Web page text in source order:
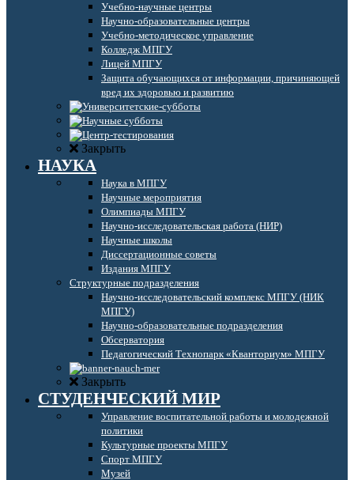
Учебно-научные центры
Научно-образовательные центры
Учебно-методическое управление
Колледж МПГУ
Лицей МПГУ
Защита обучающихся от информации, причиняющей
вред их здоровью и развитию
Закрыть
НАУКА
Наука в МПГУ
Научные мероприятия
Олимпиады МПГУ
Научно-исследовательская работа (НИР)
Научные школы
Диссертационные советы
Издания МПГУ
Структурные подразделения
Научно-исследовательский комплекс МПГУ (НИК
МПГУ)
Научно-образовательные подразделения
Обсерватория
Педагогический Технопарк «Кванториум» МПГУ
Закрыть
СТУДЕНЧЕСКИЙ МИР
Управление воспитательной работы и молодежной
политики
Культурные проекты МПГУ
Спорт МПГУ
Музей